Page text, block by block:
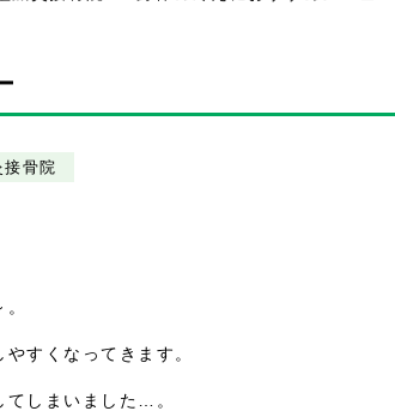
骨院
すくなってきます。
てしまいました…。